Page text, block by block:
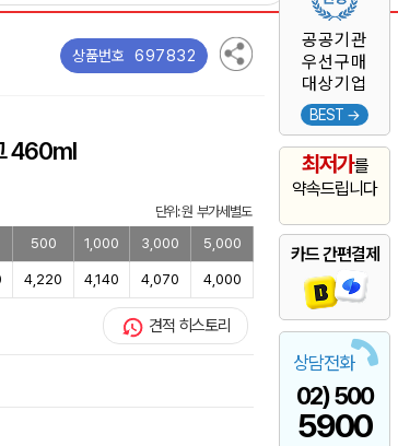
공공기관
우선구매
대상기업
BEST →
최저가를
약속드립니다
카드 간편결제
상담전화
02) 500
5900
상품번호 697832
460ml
단위: 원 부가세별도
500 1,000 3,000 5,000
4,220 4,140 4,070 4,000
견적 히스토리